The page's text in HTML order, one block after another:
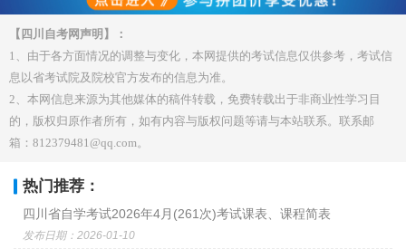
【四川自考网声明】：
1、由于各方面情况的调整与变化，本网提供的考试信息仅供参考，考试信
息以省考试院及院校官方发布的信息为准。
2、本网信息来源为其他媒体的稿件转载，免费转载出于非商业性学习目
的，版权归原作者所有，如有内容与版权问题等请与本站联系。联系邮
箱：812379481@qq.com。
热门推荐：
四川省自学考试2026年4月(261次)考试课表、课程简表
发布日期：2026-01-10